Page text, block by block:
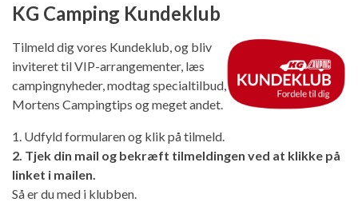
KG Camping Kundeklub
Tilmeld dig vores Kundeklub, og bliv
inviteret til VIP-arrangementer, læs
campingnyheder, modtag specialtilbud,
Mortens Campingtips og meget andet.
1. Udfyld formularen og klik på tilmeld.
2. Tjek din mail og bekræft tilmeldingen ved at klikke på
linket i mailen.
Så er du med i klubben.